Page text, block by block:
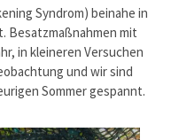
Syndrom) beinahe in
Besatzmaßnahmen mit
in kleineren Versuchen
und wir sind
Sommer gespannt.